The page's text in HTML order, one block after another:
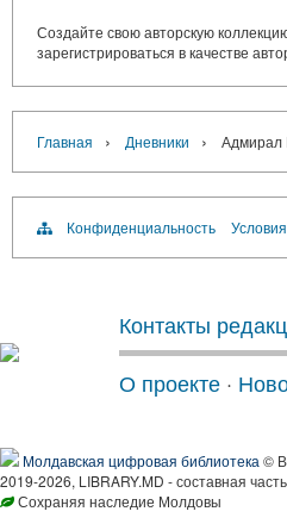
Создайте свою авторскую
зарегистрироваться в качестве
Главная › Дневники › Адмирал
Конфиденциальность Условия
Контакты
О проекте ·
Молдавская цифровая библиотека ©
2019-2026, LIBRARY.MD - составная
Сохраняя наследие Молдовы